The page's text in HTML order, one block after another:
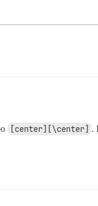
[center][\center] .